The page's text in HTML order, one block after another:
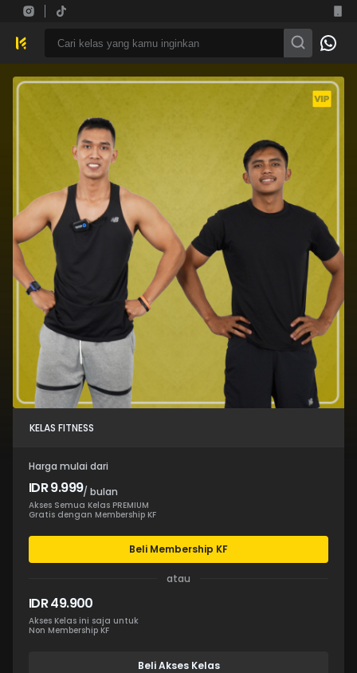
KELAS FITNESS
Harga mulai dari
IDR 9.999/ bulan
Akses Semua Kelas PREMIUM
Gratis dengan Membership KF
Beli Membership KF
atau
IDR 49.900
Akses Kelas ini saja untuk
Non Membership KF
Beli Akses Kelas